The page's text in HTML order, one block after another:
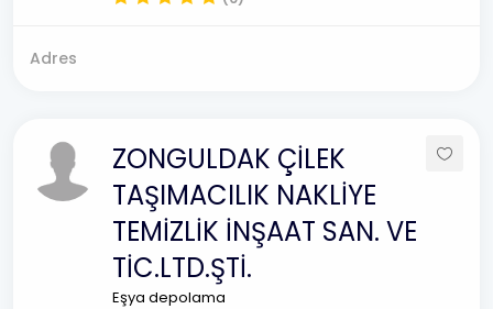
Adres
ZONGULDAK ÇİLEK
TAŞIMACILIK NAKLİYE
TEMİZLİK İNŞAAT SAN. VE
TİC.LTD.ŞTİ.
Eşya depolama